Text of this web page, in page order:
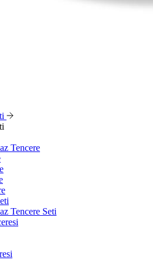
Tencere
Tencere Seti